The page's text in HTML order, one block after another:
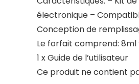
électronique –
Conception de
Le forfait comprend: 8ml
1 x Guide de l’utilisateur
Ce produit ne contient